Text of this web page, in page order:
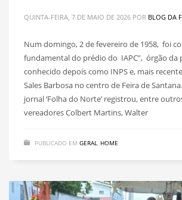
QUINTA-FEIRA, 7 DE MAIO DE 2026 POR BLOG DA
Num domingo, 2 de fevereiro de 1958, foi
fundamental do prédio do IAPC”, órgão da
conhecido depois como INPS e, mais
Sales Barbosa no centro de Feira de
jornal ‘Folha do Norte’ registrou, entre
vereadores Colbert Martins, Walter
PUBLICADO EM GERAL, HOME